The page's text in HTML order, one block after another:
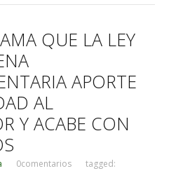
QUE LA LEY
APORTE
AL
Y ACABE CON
0comentarios tagged: